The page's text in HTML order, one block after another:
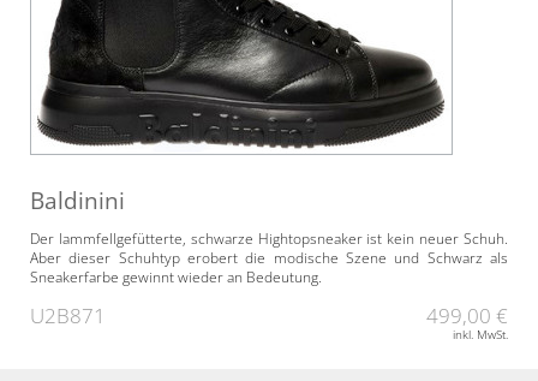
Baldinini
Der lammfellgefütterte, schwarze Hightopsneaker ist kein neuer Schuh.
Aber dieser Schuhtyp erobert die modische Szene und Schwarz als
Sneakerfarbe gewinnt wieder an Bedeutung.
U2B871 499,00 €
inkl. MwSt.